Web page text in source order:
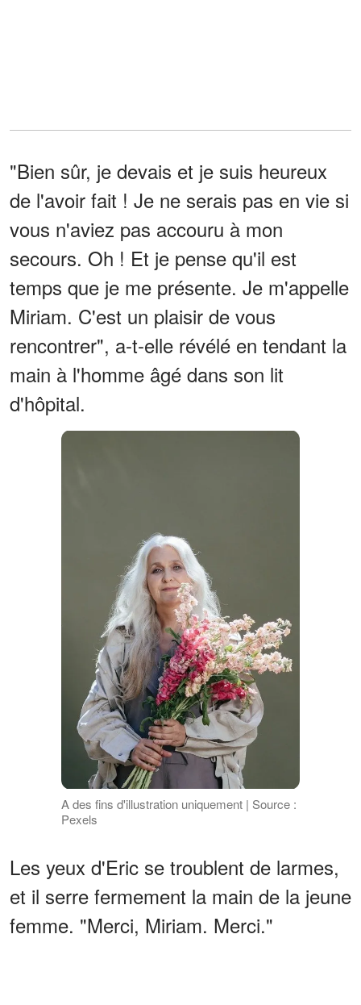
"Bien sûr, je devais et je suis heureux
de l'avoir fait ! Je ne serais pas en vie si
vous n'aviez pas accouru à mon
secours. Oh ! Et je pense qu'il est
temps que je me présente. Je m'appelle
Miriam. C'est un plaisir de vous
rencontrer", a-t-elle révélé en tendant la
main à l'homme âgé dans son lit
d'hôpital.
A des fins d'illustration uniquement | Source :
Pexels
Les yeux d'Eric se troublent de larmes,
et il serre fermement la main de la jeune
femme. "Merci, Miriam. Merci."